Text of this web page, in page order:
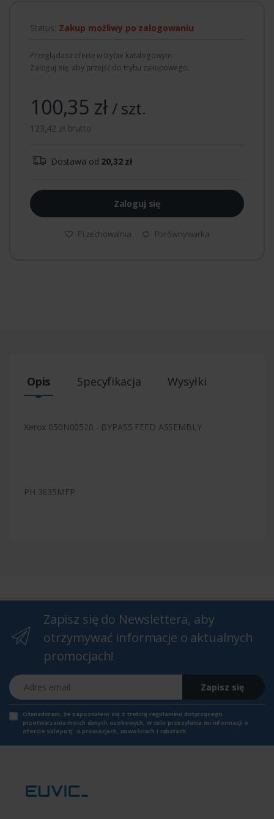
Status: Zakup możliwy po zalogowaniu
Przeglądasz ofertę w trybie katalogowym.
Zaloguj się, aby przejść do trybu zakupowego.
100,35 zł/ szt.
123,42 zł brutto
Dostawa od 20,32 zł
Zaloguj się
Przechowalnia Porównywarka
Opis Specyfikacja Wysyłki
Xerox 050N00520 - BYPASS FEED ASSEMBLY
PH 3635MFP
Zapisz się do Newslettera, aby
otrzymywać informacje o aktualnych
promocjach!
Adres email
Zapisz się
Oświadczam, że zapoznałem się z treścią regulaminu dotyczącego
przetwarzania moich danych osobowych, w celu przesyłania mi informacji o
ofercie sklepu tj. o promocjach, nowościach i rabatach.